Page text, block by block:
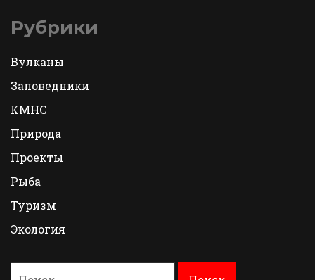
Рубрики
Вулканы
Заповедники
КМНС
Природа
Проекты
Рыба
Туризм
Экология